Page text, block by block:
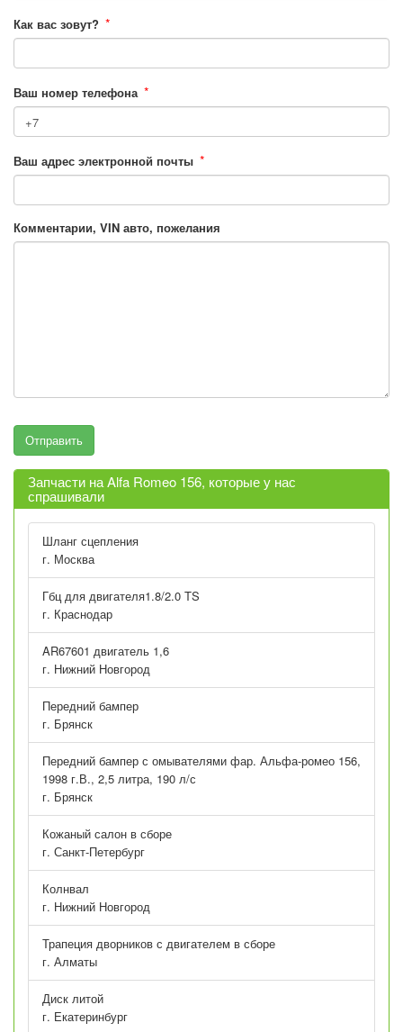
Как вас зовут? *
Ваш номер телефона *
Ваш адрес электронной почты *
Комментарии, VIN авто, пожелания
Запчасти на Alfa Romeo 156, которые у нас
спрашивали
Шланг сцепления
г. Москва
Гбц для двигателя1.8/2.0 TS
г. Краснодар
AR67601 двигатель 1,6
г. Нижний Новгород
Передний бампер
г. Брянск
Передний бампер с омывателями фар. Альфа-ромео 156,
1998 г.В., 2,5 литра, 190 л/с
г. Брянск
Кожаный салон в сборе
г. Санкт-Петербург
Колнвал
г. Нижний Новгород
Трапеция дворников с двигателем в сборе
г. Алматы
Диск литой
г. Екатеринбург